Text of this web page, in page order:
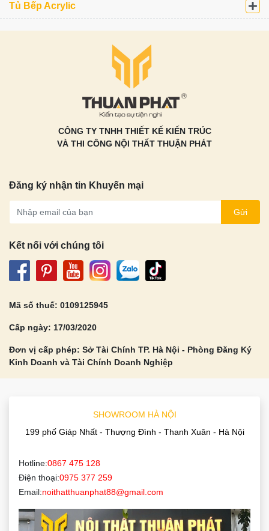
Tủ Bếp Acrylic
CÔNG TY TNHH THIẾT KẾ KIẾN TRÚC
VÀ THI CÔNG NỘI THẤT THUẬN PHÁT
Đăng ký nhận tin Khuyến mại
Gửi
Kết nối với chúng tôi
Mã số thuế: 0109125945
Cấp ngày: 17/03/2020
Đơn vị cấp phép: Sở Tài Chính TP. Hà Nội - Phòng Đăng Ký
Kinh Doanh và Tài Chính Doanh Nghiệp
SHOWROOM HÀ NỘI
199 phố Giáp Nhất - Thượng Đình - Thanh Xuân - Hà Nội
Hotline:0867 475 128
Điện thoại:0975 377 259
Email:noithatthuanphat88@gmail.com